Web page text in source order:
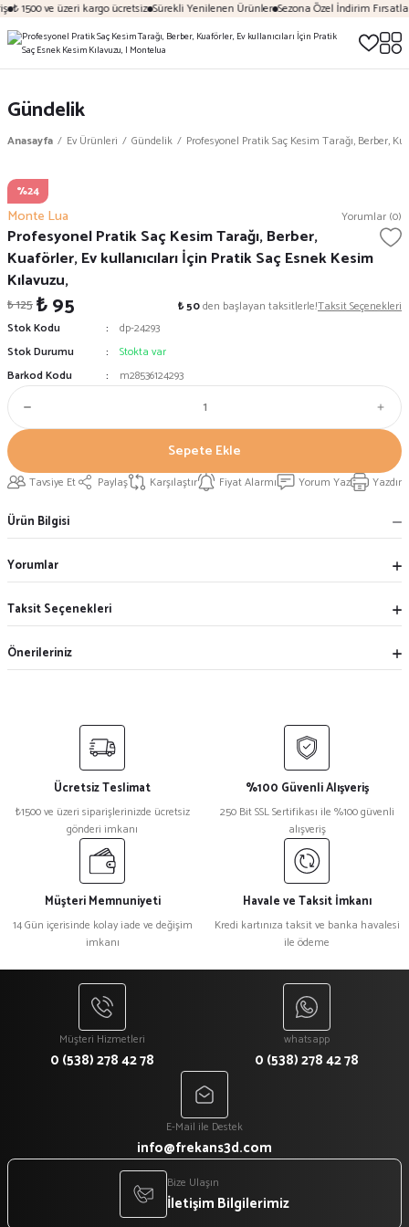
₺ 1500 ve üzeri kargo ücretsiz Sürekli Yenilenen Ürünler Sezona Özel İndirim
Gündelik
Anasayfa Ev Ürünleri Gündelik Profesyonel Pratik Saç Kesim Tarağı, Berber,
%24
Monte Lua Yorumlar (0)
Profesyonel Pratik Saç Kesim Tarağı, Berber,
Kuaförler, Ev kullanıcıları İçin Pratik Saç Esnek Kesim
Kılavuzu,
₺ 125₺ 95 ₺ 50den başlayan taksitlerle!Taksit Seçenekleri
Stok Kodu
dp-24293
Stok Durumu
Stokta var
Barkod Kodu
m28536124293
Sepete Ekle
Tavsiye Et Paylaş Karşılaştır Fiyat Alarmı Yorum Yaz Yazdır
Ürün Bilgisi
Yorumlar
Taksit Seçenekleri
Önerileriniz
Ücretsiz Teslimat
₺1500 ve üzeri siparişlerinizde ücretsiz
gönderi imkanı
%100 Güvenli Alışveriş
250 Bit SSL Sertifikası ile %100 güvenli
alışveriş
Müşteri Memnuniyeti
14 Gün içerisinde kolay iade ve değişim
imkanı
Havale ve Taksit İmkanı
Kredi kartınıza taksit ve banka havalesi
ile ödeme
Müşteri Hizmetleri
0 (538) 278 42 78
whatsapp
0 (538) 278 42 78
E-Mail ile Destek
info@frekans3d.com
Bize Ulaşın
İletişim Bilgilerimiz